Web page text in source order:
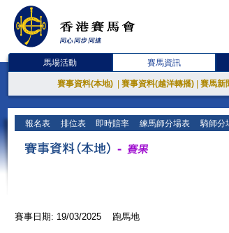
馬場活動 賽馬資訊
賽事資料(本地) 賽事資料(越洋轉播) 賽馬新
報名表 排位表 即時賠率 練馬師分場表 騎師分
賽事日期: 19/03/2025 跑馬地